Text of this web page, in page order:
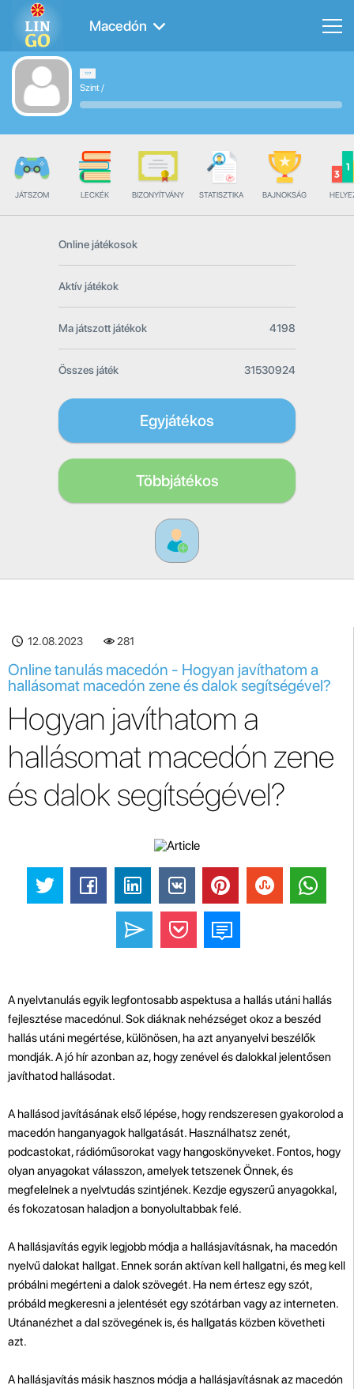
Macedón
Szint/
JÁTSZOM LECKÉK BIZONYÍTVÁNY STATISZTIKA BAJNOKSÁG
Online játékosok
Aktív játékok
Ma játszott játékok 4198
Összes játék 31530924
Egyjátékos
Többjátékos
12.08.2023 281
Online tanulás macedón - Hogyan javíthatom a
hallásomat macedón zene és dalok segítségével?
Hogyan javíthatom a
hallásomat macedón zene
és dalok segítségével?
A nyelvtanulás egyik legfontosabb aspektusa a hallás utáni hallás
fejlesztése macedónul. Sok diáknak nehézséget okoz a beszéd
hallás utáni megértése, különösen, ha azt anyanyelvi beszélők
mondják. A jó hír azonban az, hogy zenével és dalokkal jelentősen
javíthatod hallásodat.
A hallásod javításának első lépése, hogy rendszeresen gyakorolod a
macedón hanganyagok hallgatását. Használhatsz zenét,
podcastokat, rádióműsorokat vagy hangoskönyveket. Fontos, hogy
olyan anyagokat válasszon, amelyek tetszenek Önnek, és
megfelelnek a nyelvtudás szintjének. Kezdje egyszerű anyagokkal,
és fokozatosan haladjon a bonyolultabbak felé.
A hallásjavítás egyik legjobb módja a hallásjavításnak, ha macedón
nyelvű dalokat hallgat. Ennek során aktívan kell hallgatni, és meg kell
próbálni megérteni a dalok szövegét. Ha nem értesz egy szót,
próbáld megkeresni a jelentését egy szótárban vagy az interneten.
Utánanézhet a dal szövegének is, és hallgatás közben követheti
azt.
A hallásjavítás másik hasznos módja a hallásjavításnak az macedón